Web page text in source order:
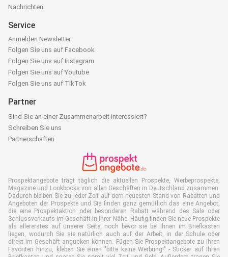
Nachrichten
Service
Anmelden Newsletter
Folgen Sie uns auf Facebook
Folgen Sie uns auf Instagram
Folgen Sie uns auf Youtube
Folgen Sie uns auf TikTok
Partner
Sind Sie an einer Zusammenarbeit interessiert?
Schreiben Sie uns
Partnerschaften
Prospektangebote trägt täglich die aktuellen Prospekte, Werbeprospekte,
Magazine und Lookbooks von allen Geschäften in Deutschland zusammen.
Dadurch bleiben Sie zu jeder Zeit auf dem neuesten Stand von Rabatten und
Angeboten der Prospekte und Sie finden ganz gemütlich das eine Angebot,
die eine Prospektaktion oder besonderen Rabatt während des Sale oder
Schlussverkaufs im Geschäft in Ihrer Nähe. Häufig finden Sie neue Prospekte
als allererstes auf unserer Seite, noch bevor sie bei Ihnen im Briefkasten
liegen, wodurch Sie sie natürlich auch auf der Arbeit, in der Schule oder
direkt im Geschäft angucken können. Fügen Sie Prospektangebote zu Ihren
Favoriten hinzu, kleben Sie einen "bitte keine Werbung!" - Sticker auf Ihren